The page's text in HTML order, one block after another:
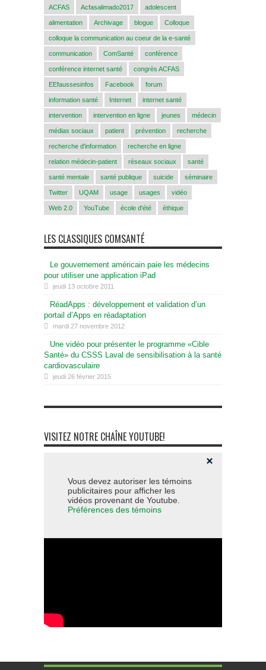
ACFAS Acfasalimado2017 adolescent
alimentation Archivage blogue Colloque
colloque la communication au coeur de la e-santé
communication ComSanté conférence
conférence internet santé congrès ACFAS
EEfaussesinfos Facebook forum
information santé Internet internet santé
intervention intervention en ligne jeunes médecin
médias sociaux patient prévention recherche
recherche d'information recherche en ligne
relation médecin-patient réseaux sociaux santé
santé mentale santé publique suicide séminaire
Twitter UQAM usage usages vidéo
Web 2.0 YouTube école d'été éthique
LES CLASSIQUES COMSANTÉ
Le gouvernement américain paie les médecins
pour utiliser une application iPad
jeudi 13 octobre 2011
RéadApps : développement et validation d’un
portail d’Apps en réadaptation
mardi 27 novembre 2012
Une vidéo pour présenter le programme «Cible
Santé» du CSSS Laval de sensibilisation à la santé
cardiovasculaire
jeudi 26 février 2015
VISITEZ NOTRE CHAÎNE YOUTUBE!
Vous devez autoriser les témoins
publicitaires pour afficher les
vidéos provenant de Youtube.
Préférences des témoins